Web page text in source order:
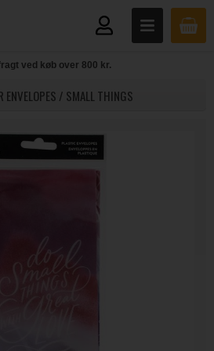
ved køb over 800 kr.
ENVELOPES / SMALL THINGS